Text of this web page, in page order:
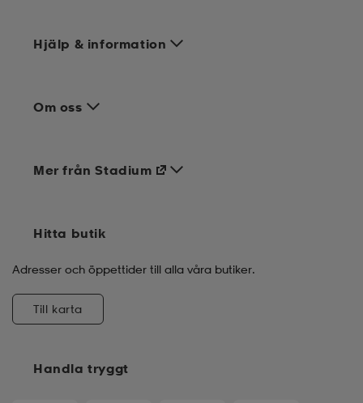
Hjälp & information
Om oss
Handla tryggt
Mer från Stadium
Hitta butik
Adresser och öppettider till alla våra butiker.
Till karta